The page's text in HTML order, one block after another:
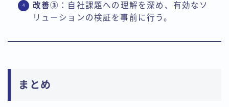
改善③ ：自社課題への理解を深め、有効なソ
リューションの検証を事前に行う。
まとめ